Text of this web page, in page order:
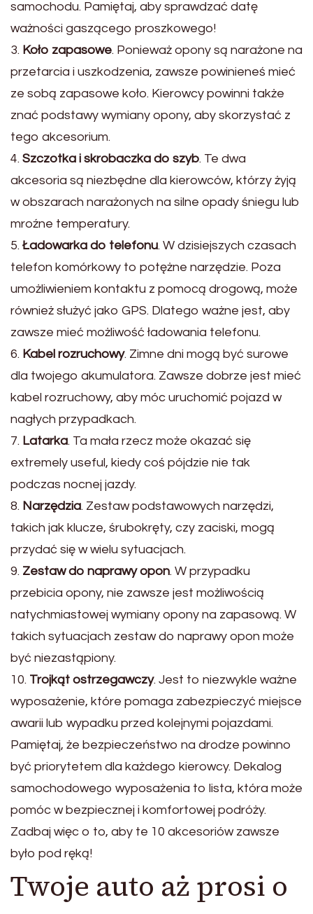
samochodu. Pamiętaj, aby sprawdzać datę
ważności gaszącego proszkowego!
3. Koło zapasowe. Ponieważ opony są narażone na
przetarcia i uszkodzenia, zawsze powinieneś mieć
ze sobą zapasowe koło. Kierowcy powinni także
znać podstawy wymiany opony, aby skorzystać z
tego akcesorium.
4. Szczotka i skrobaczka do szyb. Te dwa
akcesoria są niezbędne dla kierowców, którzy żyją
w obszarach narażonych na silne opady śniegu lub
mroźne temperatury.
5. Ładowarka do telefonu. W dzisiejszych czasach
telefon komórkowy to potężne narzędzie. Poza
umożliwieniem kontaktu z pomocą drogową, może
również służyć jako GPS. Dlatego ważne jest, aby
zawsze mieć możliwość ładowania telefonu.
6. Kabel rozruchowy. Zimne dni mogą być surowe
dla twojego akumulatora. Zawsze dobrze jest mieć
kabel rozruchowy, aby móc uruchomić pojazd w
nagłych przypadkach.
7. Latarka. Ta mała rzecz może okazać się
extremely useful, kiedy coś pójdzie nie tak
podczas nocnej jazdy.
8. Narzędzia. Zestaw podstawowych narzędzi,
takich jak klucze, śrubokręty, czy zaciski, mogą
przydać się w wielu sytuacjach.
9. Zestaw do naprawy opon. W przypadku
przebicia opony, nie zawsze jest możliwością
natychmiastowej wymiany opony na zapasową. W
takich sytuacjach zestaw do naprawy opon może
być niezastąpiony.
10. Trojkąt ostrzegawczy. Jest to niezwykle ważne
wyposażenie, które pomaga zabezpieczyć miejsce
awarii lub wypadku przed kolejnymi pojazdami.
Pamiętaj, że bezpieczeństwo na drodze powinno
być priorytetem dla każdego kierowcy. Dekalog
samochodowego wyposażenia to lista, która może
pomóc w bezpiecznej i komfortowej podróży.
Zadbaj więc o to, aby te 10 akcesoriów zawsze
było pod ręką!
Twoje auto aż prosi o